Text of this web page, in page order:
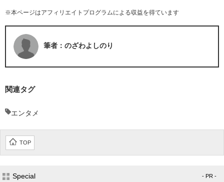
※本ページはアフィリエイトプログラムによる収益を得ています
筆者：のざわよしのり
関連タグ
エンタメ
TOP
Special - PR -